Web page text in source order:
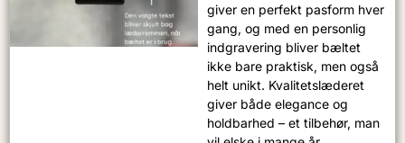
giver en perfekt pasform hver
gang, og med en personlig
indgravering bliver bæltet
ikke bare praktisk, men også
helt unikt. Kvalitetslæderet
giver både elegance og
holdbarhed – et tilbehør, man